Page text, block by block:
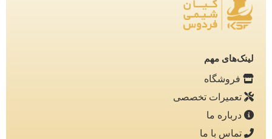
لینک‌های مهم
فروشگاه
تعمیرات تخصصی
درباره ما
تماس با ما